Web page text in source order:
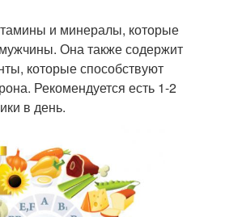
и минералы, которые
Она также содержит
которые способствуют
Рекомендуется есть 1-2
в день.